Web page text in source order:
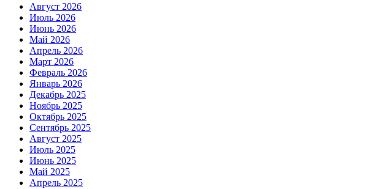
Август 2026
Июль 2026
Июнь 2026
Май 2026
Апрель 2026
Март 2026
Февраль 2026
Январь 2026
Декабрь 2025
Ноябрь 2025
Октябрь 2025
Сентябрь 2025
Август 2025
Июль 2025
Июнь 2025
Май 2025
Апрель 2025